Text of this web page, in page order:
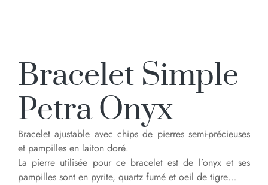
Bracelet Simple
Petra Onyx
Bracelet ajustable avec chips de pierres semi-précieuses
et pampilles en laiton doré.
La pierre utilisée pour ce bracelet est de l’onyx et ses
pampilles sont en pyrite, quartz fumé et oeil de tigre…